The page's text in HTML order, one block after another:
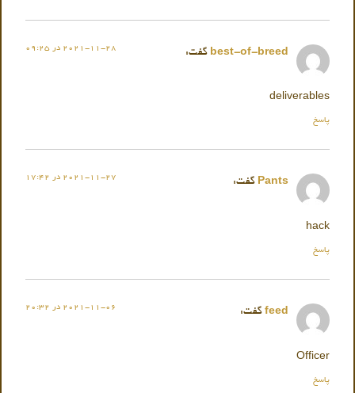
best-of-breed گفت: 2021-11-28 در 09:25
deliverables
پاسخ
Pants گفت: 2021-11-27 در 17:42
hack
پاسخ
feed گفت: 2021-11-06 در 20:32
Officer
پاسخ